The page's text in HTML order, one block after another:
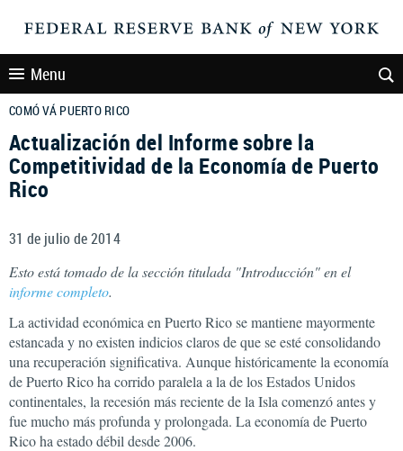
Menu
COMÓ VÁ PUERTO RICO
Actualización del Informe sobre la
Competitividad de la Economía de Puerto
Rico
31 de julio de 2014
Esto está tomado de la sección titulada "Introducción" en el
informe completo.
La actividad económica en Puerto Rico se mantiene mayormente
estancada y no existen indicios claros de que se esté consolidando
una recuperación significativa. Aunque históricamente la economía
de Puerto Rico ha corrido paralela a la de los Estados Unidos
continentales, la recesión más reciente de la Isla comenzó antes y
fue mucho más profunda y prolongada. La economía de Puerto
Rico ha estado débil desde 2006.